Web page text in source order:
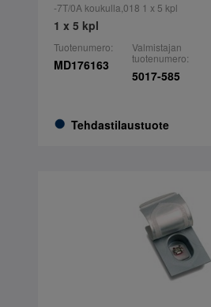
-7T/0A koukulla,018 1 x 5 kpl
1 x 5 kpl
Tuotenumero:
MD176163
Tehdastilaustuote
Valmistajan
tuotenumero:
5017-585